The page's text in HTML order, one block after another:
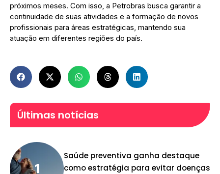
próximos meses. Com isso, a Petrobras busca garantir a
continuidade de suas atividades e a formação de novos
profissionais para áreas estratégicas, mantendo sua
atuação em diferentes regiões do país.
Últimas notícias
Saúde preventiva ganha destaque
como estratégia para evitar doenças